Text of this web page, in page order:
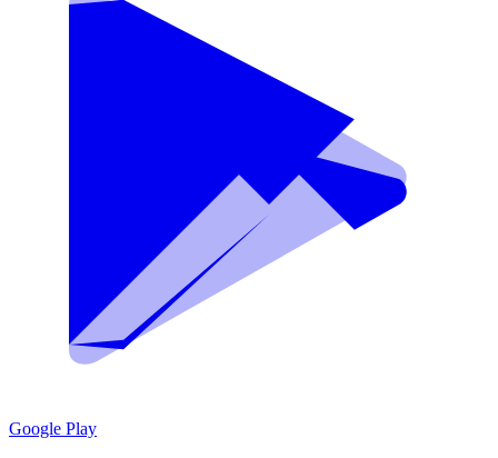
Google Play